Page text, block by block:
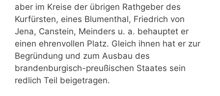
aber im Kreise der übrigen Rathgeber des
Kurfürsten, eines Blumenthal, Friedrich von
Jena, Canstein, Meinders u. a. behauptet er
einen ehrenvollen Platz. Gleich ihnen hat er zur
Begründung und zum Ausbau des
brandenburgisch-preußischen Staates sein
redlich Teil beigetragen.